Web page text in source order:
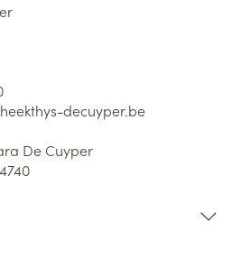
decuyper.be
De Cuyper